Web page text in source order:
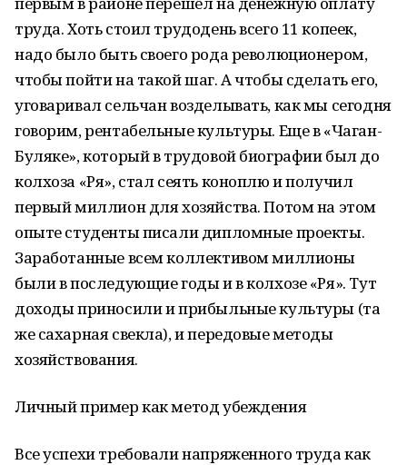
труда. Хоть стоил трудодень всего 11 копеек,
надо было быть своего рода революционером,
чтобы пойти на такой шаг. А чтобы сделать его,
уговаривал сельчан возделывать, как мы сегодня
говорим, рентабельные культуры. Еще в «Чаган-
Буляке», который в трудовой биографии был до
колхоза «Ря», стал сеять коноплю и получил
первый миллион для хозяйства. Потом на этом
опыте студенты писали дипломные проекты.
Заработанные всем коллективом миллионы
были в последующие годы и в колхозе «Ря». Тут
доходы приносили и прибыльные культуры (та
же сахарная свекла), и передовые методы
хозяйствования.
Личный пример как метод убеждения
Все успехи требовали напряженного труда как